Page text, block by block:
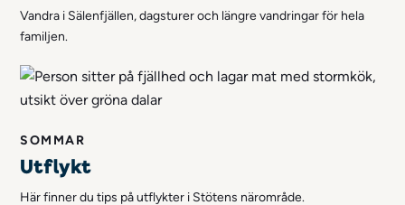
Vandra i Sälenfjällen, dagsturer och längre vandringar för hela
familjen.
SOMMAR
Utflykt
Här finner du tips på utflykter i Stötens närområde.